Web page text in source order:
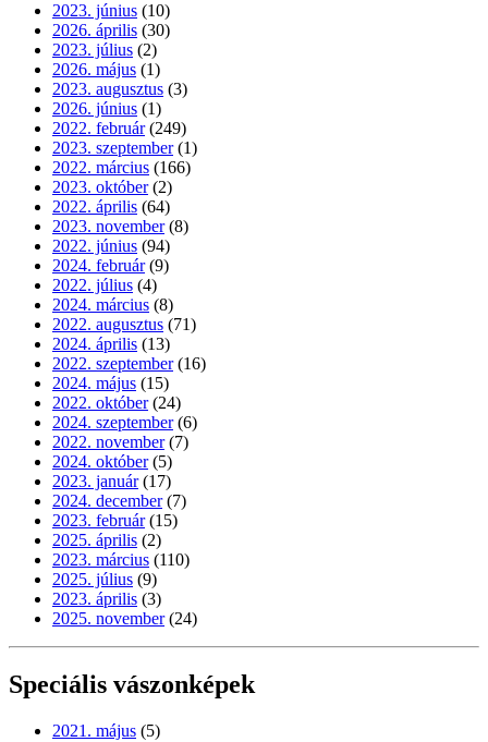
2023. június (10)
2026. április (30)
2023. július (2)
2026. május (1)
2023. augusztus (3)
2026. június (1)
2022. február (249)
2023. szeptember (1)
2022. március (166)
2023. október (2)
2022. április (64)
2023. november (8)
2022. június (94)
2024. február (9)
2022. július (4)
2024. március (8)
2022. augusztus (71)
2024. április (13)
2022. szeptember (16)
2024. május (15)
2022. október (24)
2024. szeptember (6)
2022. november (7)
2024. október (5)
2023. január (17)
2024. december (7)
2023. február (15)
2025. április (2)
2023. március (110)
2025. július (9)
2023. április (3)
2025. november (24)
Speciális vászonképek
2021. május (5)